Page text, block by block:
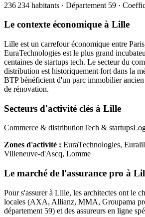
236 234 habitants · Département 59 ·
Le contexte économique à Lille
Lille est un carrefour économique entre
EuraTechnologies est le plus grand
centaines de startups tech. Le secteur du
distribution est historiquement fort dans la
BTP bénéficient d'un parc immobilier ancien
de rénovation.
Secteurs d'activité clés à Lille
Commerce & distributionTech & startups
Zones d'activité : EuraTechnologies,
Villeneuve-d'Ascq, Lomme
Le marché de l'assurance pro à
Pour s'assurer à Lille, les architectes ont le
locales (AXA, Allianz, MMA, Groupama
département 59) et des assureurs en ligne